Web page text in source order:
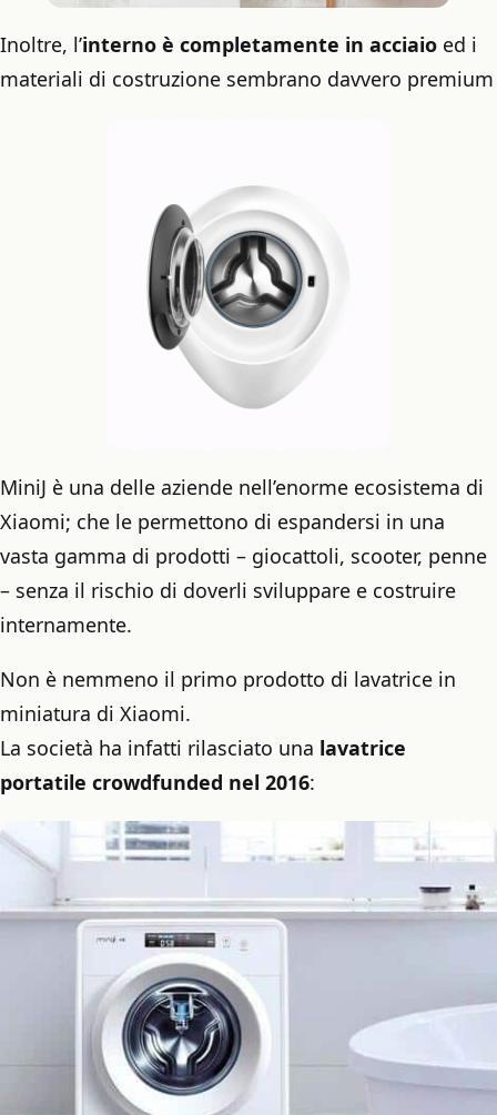
Inoltre, l’interno è completamente in acciaio ed i
materiali di costruzione sembrano davvero premium
MiniJ è una delle aziende nell’enorme ecosistema di
Xiaomi; che le permettono di espandersi in una
vasta gamma di prodotti – giocattoli, scooter, penne
– senza il rischio di doverli sviluppare e costruire
internamente.
Non è nemmeno il primo prodotto di lavatrice in
miniatura di Xiaomi.
La società ha infatti rilasciato una lavatrice
portatile crowdfunded nel 2016: